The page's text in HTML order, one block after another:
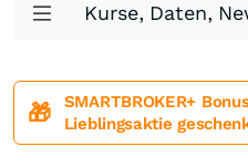
Kurse, Daten,
🎁
SMARTBROKER+
Lieblingsaktie